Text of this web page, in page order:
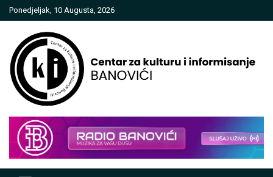
Skip
to
Ponedjeljak, 10 Augusta, 2026
Centar za kulturu i informisanje
Banovići